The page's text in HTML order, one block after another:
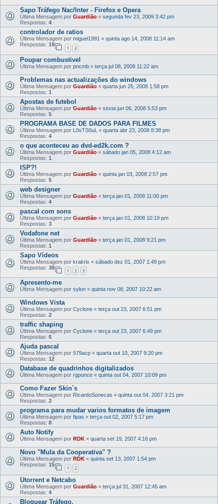
Sapo Tráfego Nac/Inter - Firefox e Opera
Última Mensagem por Guardião « segunda fev 23, 2009 3:42 pm
Respostas: 4
controlador de ratios
Última Mensagem por miguel1991 « quinta ago 14, 2008 11:14 am
Respostas: 19
1 2
Poupar combustivel
Última Mensagem por pncmb « terça jul 08, 2008 11:22 am
Problemas nas actualizações do windows
Última Mensagem por Guardião « quarta jun 25, 2008 1:58 pm
Respostas: 1
Apostas de futebol
Última Mensagem por Guardião « sexta jun 06, 2008 5:53 pm
Respostas: 5
PROGRAMA BASE DE DADOS PARA FILMES
Última Mensagem por L0sTS0uL « quarta abr 23, 2008 8:38 pm
Respostas: 4
o que aconteceu ao dvd-ed2k.com ?
Última Mensagem por Guardião « sábado jan 05, 2008 4:12 am
Respostas: 1
ISP?!
Última Mensagem por Guardião « quinta jan 03, 2008 2:57 pm
Respostas: 5
web designer
Última Mensagem por Guardião « terça jan 01, 2008 11:00 pm
Respostas: 4
pascal com sons
Última Mensagem por Guardião « terça jan 01, 2008 10:19 pm
Respostas: 3
Vodafone net
Última Mensagem por Guardião « terça jan 01, 2008 9:21 pm
Respostas: 1
Sapo Vídeos
Última Mensagem por krakrix « sábado dez 01, 2007 1:49 pm
Respostas: 38
1 2 3
Apresento-me
Última Mensagem por sylon « quinta nov 08, 2007 10:22 am
Windows Vista
Última Mensagem por Cyclone « terça out 23, 2007 6:51 pm
Respostas: 2
traffic shaping
Última Mensagem por Cyclone « terça out 23, 2007 6:49 pm
Respostas: 6
Ajuda pascal
Última Mensagem por 579acp « quarta out 10, 2007 9:20 pm
Respostas: 12
Database de quadrinhos digitalizados
Última Mensagem por rgponce « quinta out 04, 2007 10:09 pm
Como Fazer Skin´s
Última Mensagem por RicardoSonecas « quinta out 04, 2007 3:21 pm
Respostas: 2
programa para mudar varios formatos de imagem
Última Mensagem por fipas « terça out 02, 2007 5:17 pm
Respostas: 8
Auto Notify
Última Mensagem por RDK « quarta set 19, 2007 4:16 pm
Novo "Mula da Cooperativa" ?
Última Mensagem por RDK « quinta set 13, 2007 1:54 pm
Respostas: 15
1 2
Utorrent e Netcabo
Última Mensagem por Guardião « terça jul 31, 2007 12:45 am
Respostas: 4
Bloquear Tráfego.